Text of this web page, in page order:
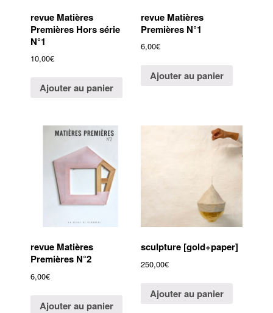
revue Matières
Premières Hors série
N°1
10,00€
Ajouter au panier
revue Matières
Premières N°1
6,00€
Ajouter au panier
revue Matières
Premières N°2
6,00€
Ajouter au panier
sculpture [gold+paper]
250,00€
Ajouter au panier